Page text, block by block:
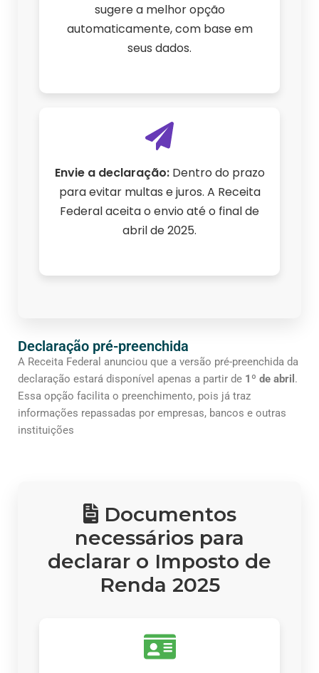
sugere a melhor opção
automaticamente, com base em
seus dados.
Envie a declaração:Dentro do prazo
para evitar multas e juros. A Receita
Federal aceita o envio até o final de
abril de 2025.
Declaração pré-preenchida
A Receita Federal anunciou que a versão pré-preenchida da
declaração estará disponível apenas a partir de 1º de abril .
Essa opção facilita o preenchimento, pois já traz
informações repassadas por empresas, bancos e outras
instituições
Documentos
necessários para
declarar o Imposto de
Renda 2025